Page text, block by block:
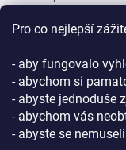
Pro co nejlepší
- aby fungovalo
- abychom si
- abyste jednoduše
- abychom vás
- abyste se
Reklamace a Vrácení
Podmínky ochrany